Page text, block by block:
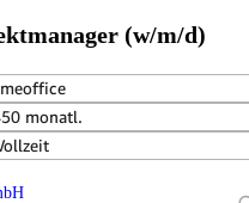
(w/m/d)
monatl.